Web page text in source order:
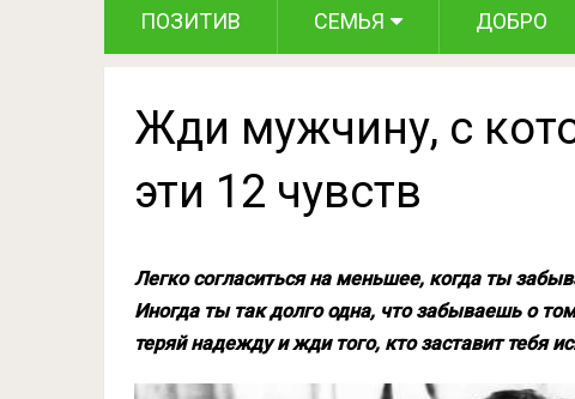
ПОЗИТИВ СЕМЬЯ ДОБРО
Жди мужчину, с
эти 12 чувств
Легко согласиться на меньшее, когда ты
Иногда ты так долго одна, что забываешь о
теряй надежду и жди того, кто заставит тебя